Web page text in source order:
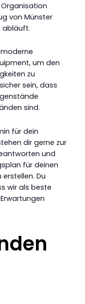
von Münster
abläuft.
um den
zu
sein, dass
sind.
für dein
dir gerne zur
und
für deinen
Du
wir als beste